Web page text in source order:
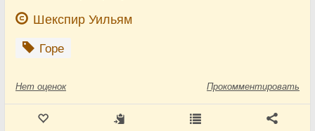
Шекспир Уильям
Горе
Нет оценок Прокомментировать